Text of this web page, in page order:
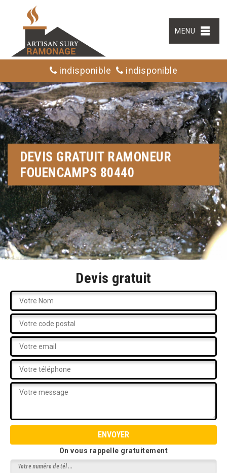
MENU
indisponible indisponible
DEVIS GRATUIT RAMONEUR
FOUENCAMPS 80440
Devis gratuit
On vous rappelle gratuitement